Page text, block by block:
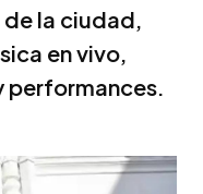
la ciudad,
en vivo,
performances.